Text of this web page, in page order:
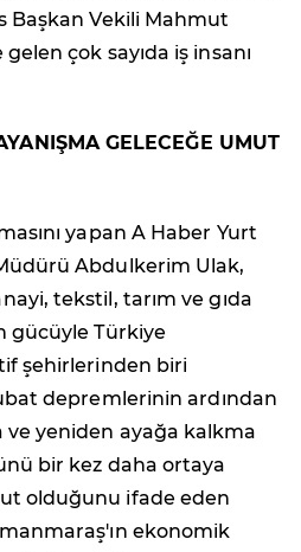
Başkan Vekili Mahmut
çok sayıda iş insanı
GELECEĞE UMUT
yapan A Haber Yurt
Abdulkerim Ulak,
tekstil, tarım ve gıda
gücüyle Türkiye
şehirlerinden biri
depremlerinin ardından
ve yeniden ayağa kalkma
bir kez daha ortaya
olduğunu ifade eden
ekonomik